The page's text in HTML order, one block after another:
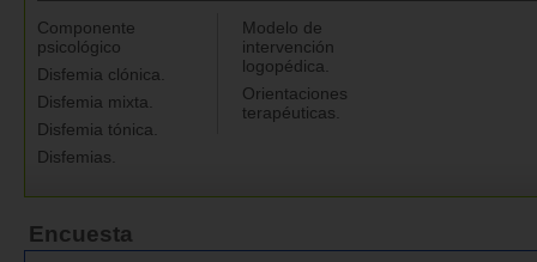
Componente
psicológico
Disfemia clónica.
Disfemia mixta.
Disfemia tónica.
Disfemias.
Modelo de
intervención
logopédica.
Orientaciones
terapéuticas.
Encuesta